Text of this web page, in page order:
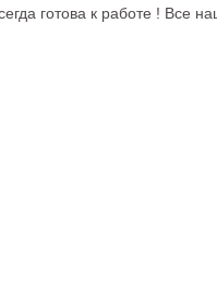
готова к работе ! Все